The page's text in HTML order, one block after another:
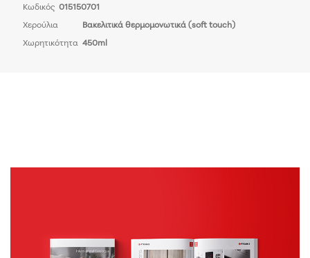
Κωδικός 015150701
Χερούλια
Βακελιτικά θερμομονωτικά (soft touch)
Χωρητικότητα 450ml